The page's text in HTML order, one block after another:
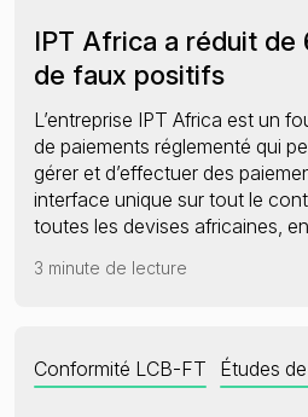
IPT Africa a réduit de
de faux positifs
L’entreprise IPT Africa est un
de paiements réglementé qui
gérer et d’effectuer des
interface unique sur tout le
toutes les devises africaines,
3 minute de lecture
Conformité LCB-FT Études